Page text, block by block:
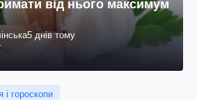
від нього максимум
5 днів тому
і гороскопи